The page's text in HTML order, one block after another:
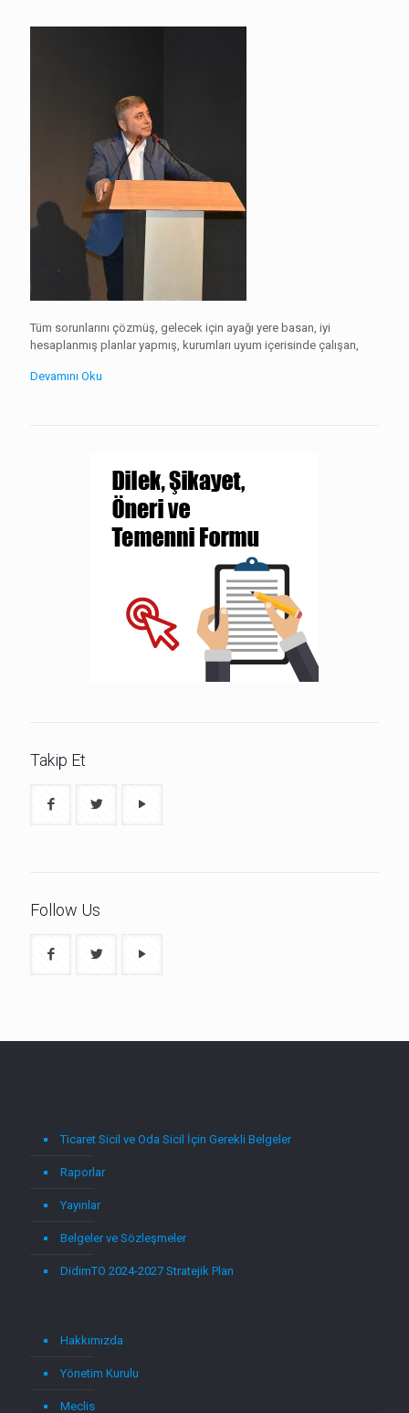
Tüm sorunlarını çözmüş, gelecek için ayağı yere basan, iyi
hesaplanmış planlar yapmış, kurumları uyum içerisinde çalışan,
Devamını Oku
Takip Et
Follow Us
Ticaret Sicil ve Oda Sicil İçin Gerekli Belgeler
Raporlar
Yayınlar
Belgeler ve Sözleşmeler
DidimTO 2024-2027 Stratejik Plan
Hakkımızda
Yönetim Kurulu
Meclis